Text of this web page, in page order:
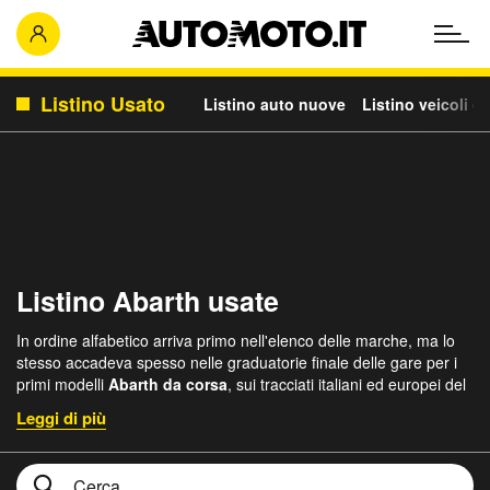
Listino Usato Listino auto nuove Listino veicoli
Listino Abarth usate
In ordine alfabetico arriva primo nell'elenco delle marche, ma lo
stesso accadeva spesso nelle graduatorie finale delle gare per i
primi modelli Abarth da corsa, sui tracciati italiani ed europei del
Abarth, oggi fa parte della
ha come missione quella di presentarevarianti vitaminizzate dei
modelli Fiat
e fonda le proprie origini nelle competizioni sportive